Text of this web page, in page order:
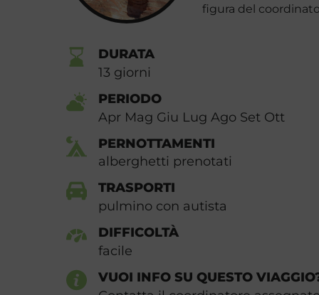
figura del
DURATA
13 giorni
PERIODO
Apr Mag Giu Lug Ago Set Ott
PERNOTTAMENTI
alberghetti prenotati
TRASPORTI
pulmino con autista
DIFFICOLTÀ
facile
VUOI INFO SU QUESTO